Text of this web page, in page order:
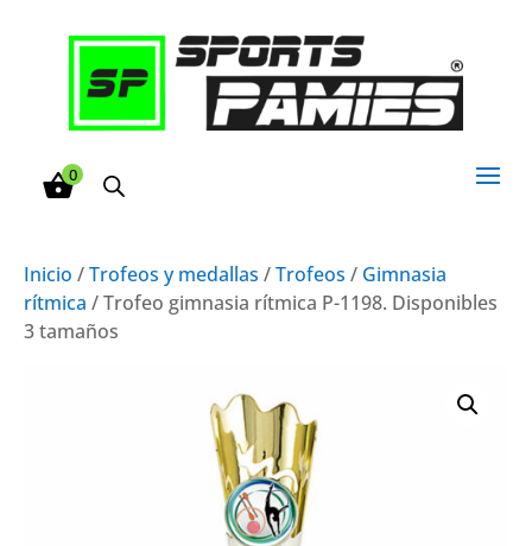
0
Inicio /Trofeos y medallas /Trofeos / Gimnasia
rítmica / Trofeo gimnasia rítmica P-1198. Disponibles
3 tamaños